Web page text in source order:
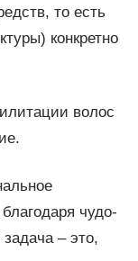
то есть
конкретно
волос
чудо-
– это,